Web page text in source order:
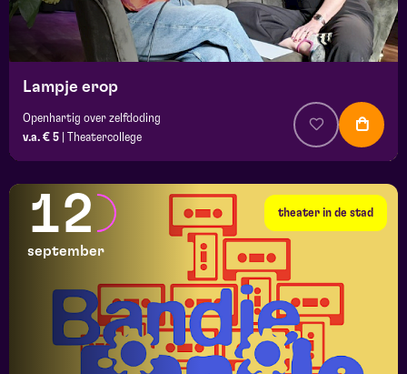
Lampje erop
Openhartig over zelfdoding
v.a. € 5
Theatercollege
theater in de stad
12
september